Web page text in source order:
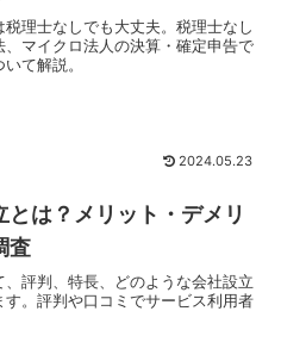
理士なしでも大丈夫。税理士なし
マイクロ法人の決算・確定申告で
て解説。
2024.05.23
は？メリット・デメリ
査
評判、特長、どのような会社設立
。評判や口コミでサービス利用者